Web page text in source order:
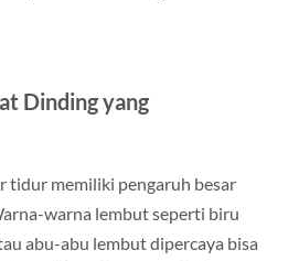
Dinding yang
tidur memiliki pengaruh besar
warna lembut seperti biru
abu-abu lembut dipercaya bisa